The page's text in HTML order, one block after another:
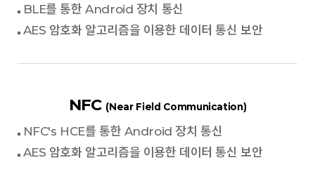
BLE를 통한 Android 장치 통신
AES 암호화 알고리즘을 이용한 데이터 통신 보안
NFC (Near Field Communication)
NFC's HCE를 통한 Android 장치 통신
AES 암호화 알고리즘을 이용한 데이터 통신 보안